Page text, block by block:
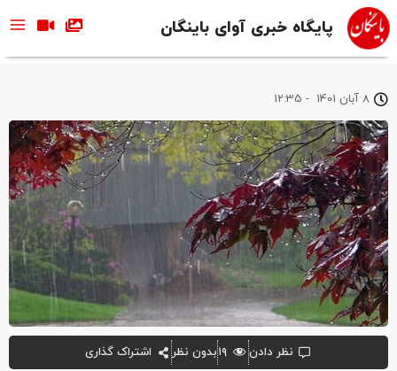
پایگاه خبری آوای باینگان
8 آبان 1401 -
12:35
نظر دادن ۱۹بدون نظر اشتراک گذاری